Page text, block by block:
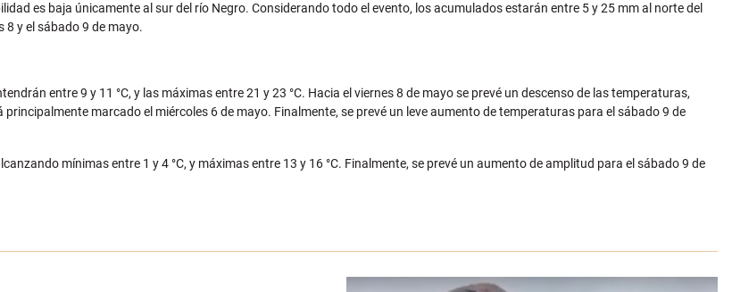
es baja únicamente al sur del río Negro. Considerando todo el evento, los acumulados estarán entre 5 y 25 mm al norte del
8 y el sábado 9 de mayo.
entre 9 y 11 °C, y las máximas entre 21 y 23 °C. Hacia el viernes 8 de mayo se prevé un descenso de las temperaturas,
marcado el miércoles 6 de mayo. Finalmente, se prevé un leve aumento de temperaturas para el sábado 9 de
mínimas entre 1 y 4 °C, y máximas entre 13 y 16 °C. Finalmente, se prevé un aumento de amplitud para el sábado 9 de